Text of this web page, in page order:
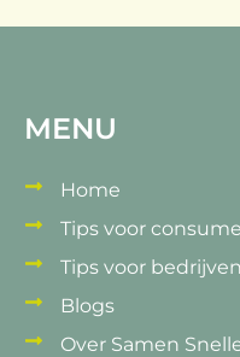
MENU
Home
Tips voor
Tips voor bedrijven
Blogs
Over Samen